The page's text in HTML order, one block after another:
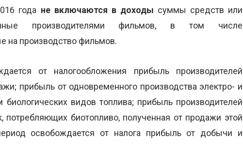
года не включаются в доходы суммы средств или
производителями фильмов, в том числе
на производство фильмов.
от налогообложения прибыль производителей
прибыль от одновременного производства электро- и
биологических видов топлива; прибыль производителей
потребляющих биотопливо, полученная от продажи этой
освобождается от налога прибыль от добычи и